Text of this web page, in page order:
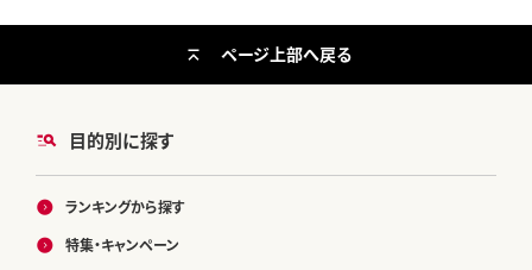
目的別に探す
ランキングから探す
特集・キャンペーン
ページ上部へ戻る